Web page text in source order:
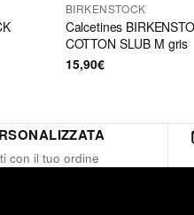
BIRKENSTOCK
Calcetines
COTTON SLUB M gris
15,90€
con il tuo ordine